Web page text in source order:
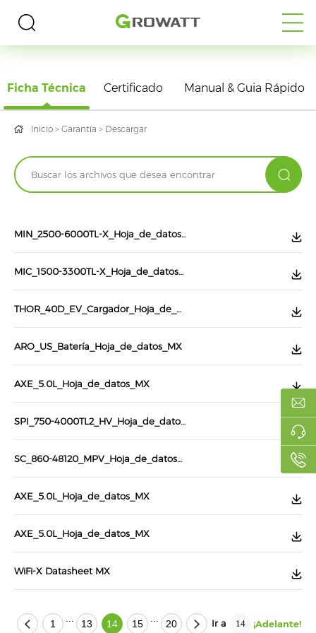
DESCARGAS
Ficha Técnica Certificado Manual & Guia Rápido
Inicio >Garantía > Descargar
MIN_2500-6000TL-X_Hoja_de_datos_MX
MIC_1500-3300TL-X_Hoja_de_datos_MX
THOR_40D_EV_Cargador_Hoja_de_datos_MX
ARO_US_Batería_Hoja_de_datos_MX
AXE_5.0L_Hoja_de_datos_MX
SPI_750-4000TL2_HV_Hoja_de_datos_MX
SC_860-48120_MPV_Hoja_de_datos_MX
AXE_5.0L_Hoja_de_datos_MX
AXE_5.0L_Hoja_de_datos_MX
WiFi-X Datasheet MX
1 13 14 15 20 Ir a